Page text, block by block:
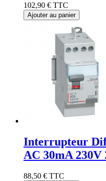
102,90 € TTC
Ajouter au panier
Interrupteur
AC 30mA 230V
88,50 € TTC